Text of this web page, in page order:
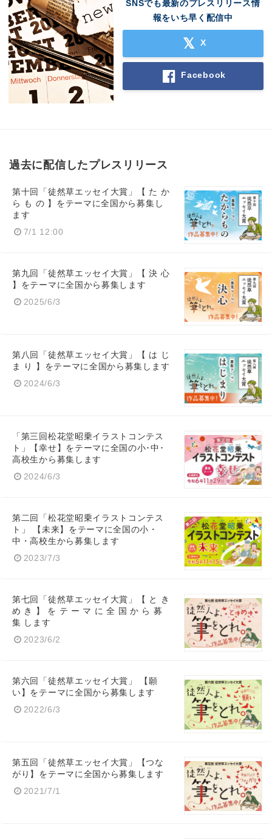
SNSでも最新のプレスリリース情
報をいち早く配信中
X
Facebook
過去に配信したプレスリリース
第十回「徒然草エッセイ大賞」【 た か
ら も の 】をテーマに全国から募集し
ます
7/1 12:00
第九回「徒然草エッセイ大賞」【 決 心
】をテーマに全国から募集します
2025/6/3
第八回「徒然草エッセイ大賞」【 は じ
ま り 】をテーマに全国から募集します
2024/6/3
「第三回松花堂昭乗イラストコンテス
ト」【幸せ】をテーマに全国の小･中･
高校生から募集します
2024/6/3
第二回「松花堂昭乗イラストコンテス
ト」 【未来】をテーマに全国の小・
中・高校生から募集します
2023/7/3
第七回「徒然草エッセイ大賞」【 と き
め き 】 を テ ー マ に 全 国 か ら 募
集 します
2023/6/2
第六回「徒然草エッセイ大賞」 【願
い】をテーマに全国から募集します
2022/6/3
第五回「徒然草エッセイ⼤賞」【つな
がり】をテーマに全国から募集します
2021/7/1
Japanese